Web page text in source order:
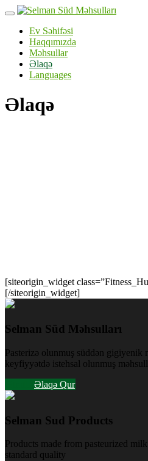
Skip
contentEv Səhifəsi
Haqqımızda
Məhsullar
Əlaqə
Languages
Əlaqə
[siteorigin_widget
[/siteorigin_widget]
Selman Süd Məhsulları
Pasterizə olunmuş süddən gigiyenik
keyfiyyətdə istehsal olunmuş
Əlaqə Qur
Selman Sud Products
Products made from pasteurized
standard quality